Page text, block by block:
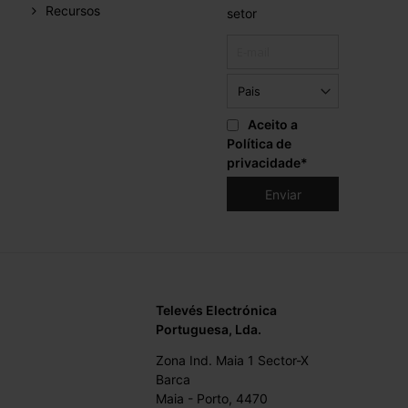
Recursos
setor
Aceito a
Política de
privacidade*
Televés Electrónica
Portuguesa, Lda.
Zona Ind. Maia 1 Sector-X
Barca
Maia - Porto, 4470